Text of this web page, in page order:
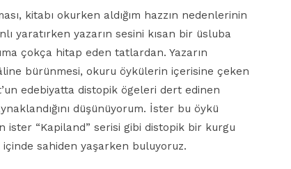
kitabı okurken aldığım hazzın nedenlerinin
yaratırken yazarın sesini kısan bir üsluba
çokça hitap eden tatlardan. Yazarın
bürünmesi, okuru öykülerin içerisine çeken
edebiyatta distopik ögeleri dert edinen
düşünüyorum. İster bu öykü
ister “Kapiland” serisi gibi distopik bir kurgu
içinde sahiden yaşarken buluyoruz.